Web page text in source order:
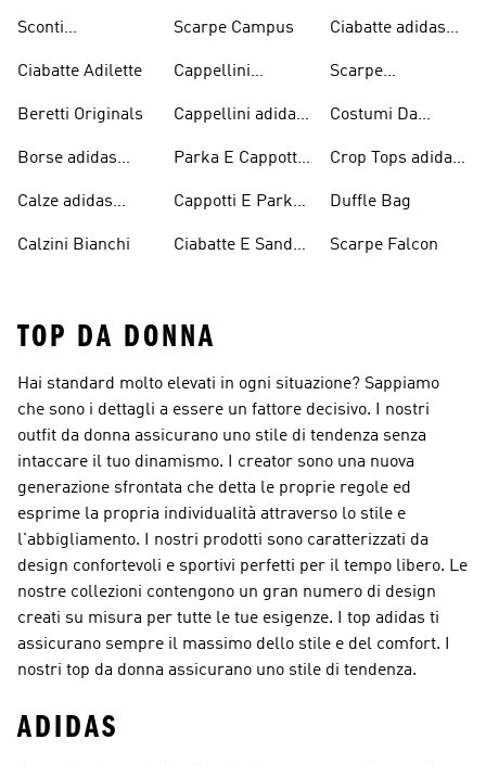
Sconti
adidas Originals
Ciabatte Adilette
Beretti Originals
Borse adidas
Calze adidas
Calzini Bianchi
Scarpe Campus
Cappellini
Cappellini adidas
Parka E Cappotti
Cappotti E Parkas
Ciabatte E Sandali
Ciabatte adidas
Scarpe
Costumi Da
Crop Tops adidas
Duffle Bag
Scarpe Falcon
TOP DA DONNA
Hai standard molto elevati in ogni situazione? Sappiamo
che sono i dettagli a essere un fattore decisivo. I nostri
outfit da donna assicurano uno stile di tendenza senza
intaccare il tuo dinamismo. I creator sono una nuova
generazione sfrontata che detta le proprie regole ed
esprime la propria individualità attraverso lo stile e
l'abbigliamento. I nostri prodotti sono caratterizzati da
design confortevoli e sportivi perfetti per il tempo libero. Le
nostre collezioni contengono un gran numero di design
creati su misura per tutte le tue esigenze. I top adidas ti
assicurano sempre il massimo dello stile e del comfort. I
nostri top da donna assicurano uno stile di tendenza.
ADIDAS